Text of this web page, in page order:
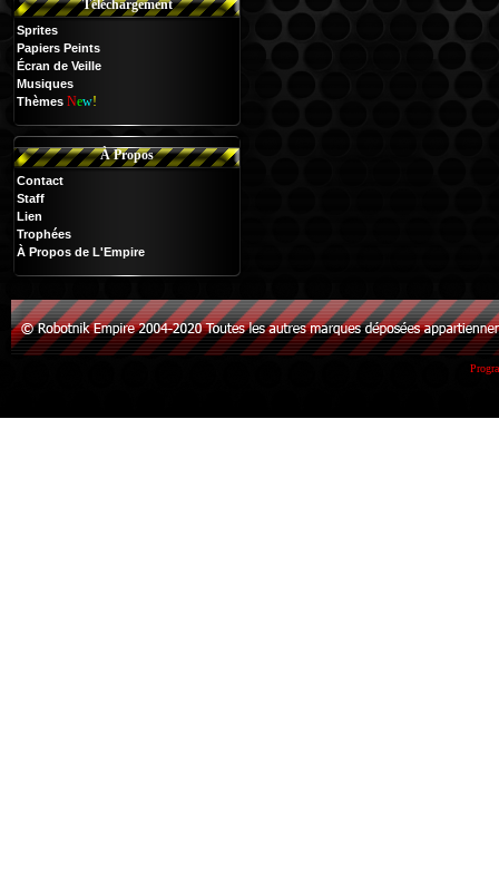
Téléchargement
Sprites
Papiers Peints
Écran de Veille
Musiques
Thèmes New!
À Propos
Contact
Staff
Lien
Trophées
À Propos de L'Empire